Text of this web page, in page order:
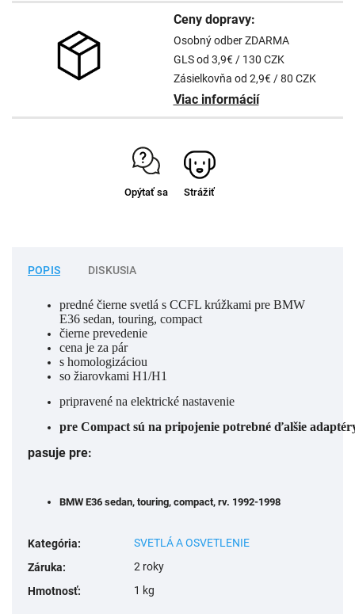
Ceny dopravy:
Osobný odber ZDARMA
GLS od 3,9€ / 130 CZK
Zásielkovňa od 2,9€ / 80 CZK
Viac informácií
Opýtať sa Strážiť
POPIS DISKUSIA
predné čierne svetlá s CCFL krúžkami pre BMW
E36 sedan, touring, compact
čierne prevedenie
cena je za pár
s homologizáciou
so žiarovkami H1/H1
pripravené na elektrické nastavenie
pre Compact sú na pripojenie potrebné ďalšie
pasuje pre:
BMW E36 sedan, touring, compact, rv. 1992-1998
Kategória:
SVETLÁ A OSVETLENIE
Záruka:
2 roky
Hmotnosť: 1 kg